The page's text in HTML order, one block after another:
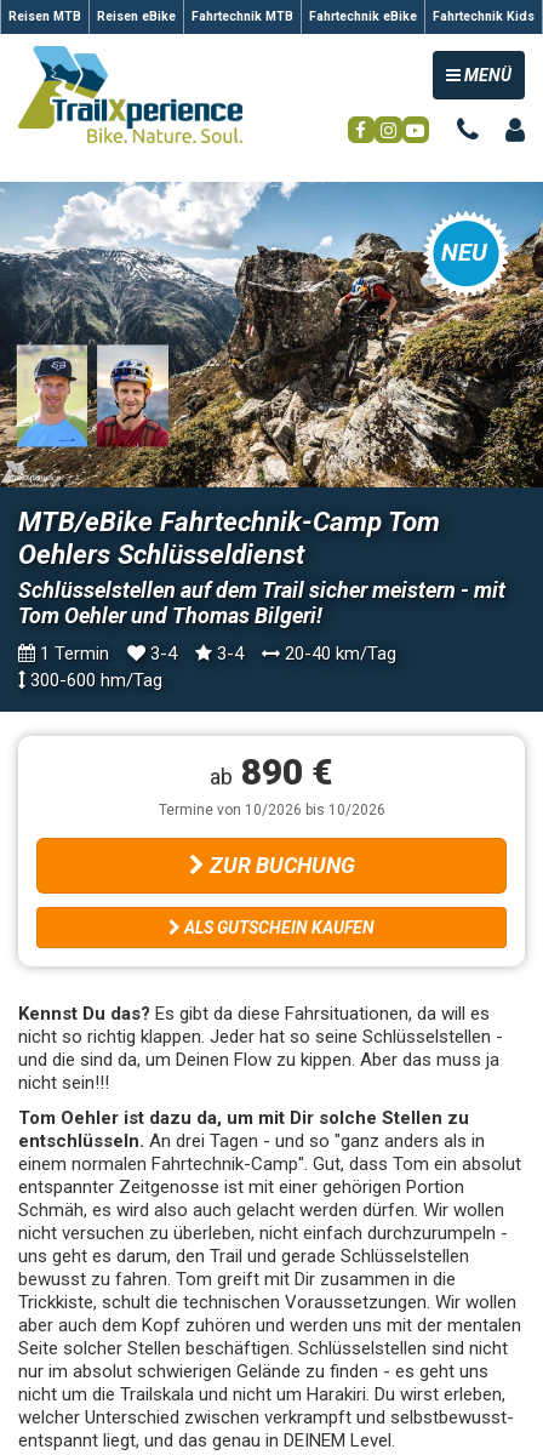
Reisen MTB Reisen eBike Fahrtechnik MTB Fahrtechnik eBike Fahrtechnik Kids
TOGGLE
MENÜ
NEU
MTB/eBike Fahrtechnik-Camp Tom
Oehlers Schlüsseldienst
Schlüsselstellen auf dem Trail sicher meistern - mit
Tom Oehler und Thomas Bilgeri!
1 Termin 3-4 3-4
20-40 km/Tag
300-600 hm/Tag
ab 890 €
Termine von 10/2026 bis 10/2026
ZUR BUCHUNG
ALS GUTSCHEIN KAUFEN
Kennst Du das? Es gibt da diese Fahrsituationen, da will es
nicht so richtig klappen. Jeder hat so seine Schlüsselstellen -
und die sind da, um Deinen Flow zu kippen. Aber das muss ja
nicht sein!!!
Tom Oehler ist dazu da, um mit Dir solche Stellen zu
entschlüsseln. An drei Tagen - und so "ganz anders als in
einem normalen Fahrtechnik-Camp". Gut, dass Tom ein absolut
entspannter Zeitgenosse ist mit einer gehörigen Portion
Schmäh, es wird also auch gelacht werden dürfen. Wir wollen
nicht versuchen zu überleben, nicht einfach durchzurumpeln -
uns geht es darum, den Trail und gerade Schlüsselstellen
bewusst zu fahren. Tom greift mit Dir zusammen in die
Trickkiste, schult die technischen Voraussetzungen. Wir wollen
aber auch dem Kopf zuhören und werden uns mit der mentalen
Seite solcher Stellen beschäftigen. Schlüsselstellen sind nicht
nur im absolut schwierigen Gelände zu finden - es geht uns
nicht um die Trailskala und nicht um Harakiri. Du wirst erleben,
welcher Unterschied zwischen verkrampft und selbstbewusst-
entspannt liegt, und das genau in DEINEM Level.